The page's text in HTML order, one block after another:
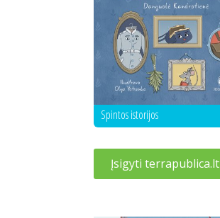
Spintos istorijos
Įsigyti terrapublica.lt